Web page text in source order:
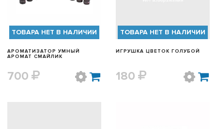
ТОВАРА НЕТ В НАЛИЧИИ
АРОМАТИЗАТОР УМНЫЙ
АРОМАТ СМАЙЛИК
700
ТОВАРА НЕТ В НАЛИЧИИ
ИГРУШКА ЦВЕТОК ГОЛУБОЙ
180